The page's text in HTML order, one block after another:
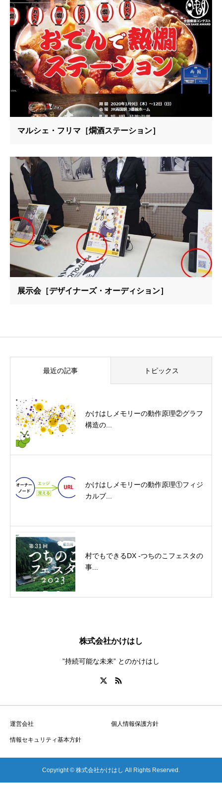
マルシェ・フリマ［燗酒ステーション］
展示会［デザイナーズ・オーディション］
最近の記事 トピックス
かけはしメモリーの動作原理②グラフ
構造の...
かけはしメモリーの動作原理①フィジ
カルブ...
村でもできるDX -つちのこフェスタの
事...
株式会社かけはし
”持続可能な未来” とのかけはし
運営会社 個人情報保護方針
情報セキュリティ基本方針
Copyright © 株式会社かけはし All Rights Reserved.